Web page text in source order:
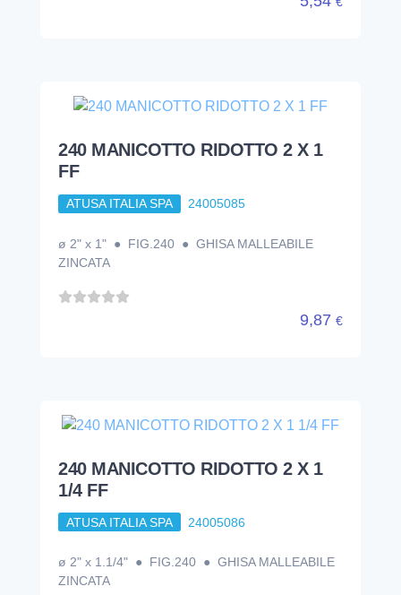
240 MANICOTTO RIDOTTO 2 X 1
FF
ATUSA ITALIA SPA 24005085
ø 2" x 1" ● FIG.240 ● GHISA MALLEABILE
ZINCATA
9,87 €
240 MANICOTTO RIDOTTO 2 X 1
1/4 FF
ATUSA ITALIA SPA 24005086
ø 2" x 1.1/4" ● FIG.240 ● GHISA MALLEABILE
ZINCATA